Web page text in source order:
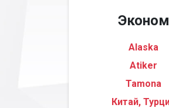
Эконом
Alaska
Atiker
Tamona
Китай,